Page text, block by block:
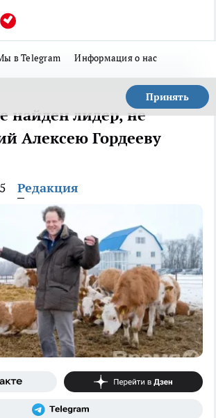
в Telegram Информация о нас
Принять
найден лидер, не
Алексею Гордееву
Редакция